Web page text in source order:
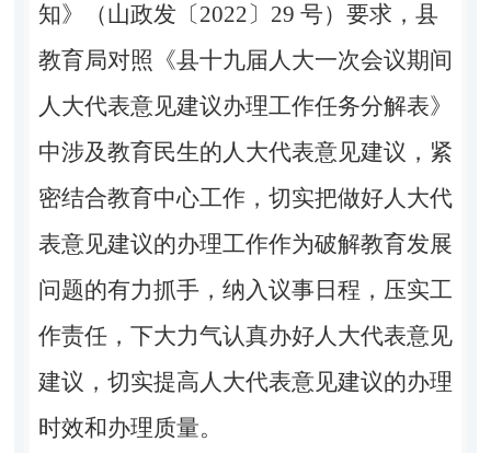
知》（山政发〔2022〕 29 号） 要求，县
教育局对照《县十九届人大一次会议期间
人大代表意见建议办理工作任务分解表》
中涉及教育民生的人大代表意见建议，紧
密结合教育中心工作，切实把做好人大代
表意见建议的办理工作作为破解教育发展
问题的有力抓手，纳入议事日程，压实工
作责任，下大力气认真办好人大代表意见
建议，切实提高人大代表意见建议的办理
时效和办理质量。